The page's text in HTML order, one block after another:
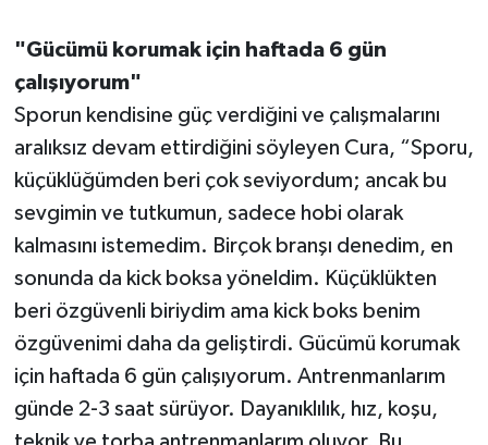
"Gücümü korumak için haftada 6 gün
çalışıyorum"
Sporun kendisine güç verdiğini ve çalışmalarını
aralıksız devam ettirdiğini söyleyen Cura, “Sporu,
küçüklüğümden beri çok seviyordum; ancak bu
sevgimin ve tutkumun, sadece hobi olarak
kalmasını istemedim. Birçok branşı denedim, en
sonunda da kick boksa yöneldim. Küçüklükten
beri özgüvenli biriydim ama kick boks benim
özgüvenimi daha da geliştirdi. Gücümü korumak
için haftada 6 gün çalışıyorum. Antrenmanlarım
günde 2-3 saat sürüyor. Dayanıklılık, hız, koşu,